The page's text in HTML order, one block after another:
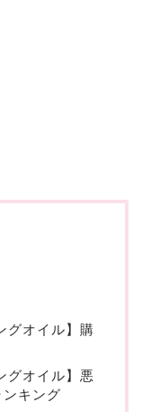
グオイル】購
グオイル】悪
キング